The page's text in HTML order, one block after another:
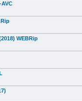
C
WEBRip